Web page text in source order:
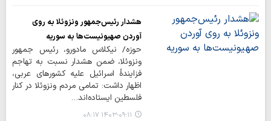
هشدار رئیس‌جمهور ونزوئلا به روی
آوردن صهیونیست‌ها به سوریه
حوزه/ نیکلاس مادورو، رئیس جمهور
ونزوئلا، ضمن هشدار نسبت به تهاجم
فزایندۀ اسرائیل علیه کشورهای عربی،
اظهار داشت: تمامی مردم ونزوئلا در کنار
فلسطین ایستاده‌اند…
۱۴۰۳-۰۹-۱۱ ۰۸:۱۷